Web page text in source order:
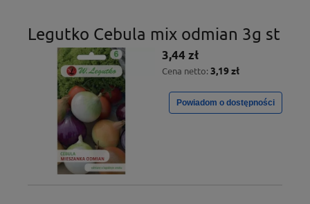
Legutko Cebula mix odmian 3g st
3,44 zł
Cena netto: 3,19 zł
Powiadom o dostępności